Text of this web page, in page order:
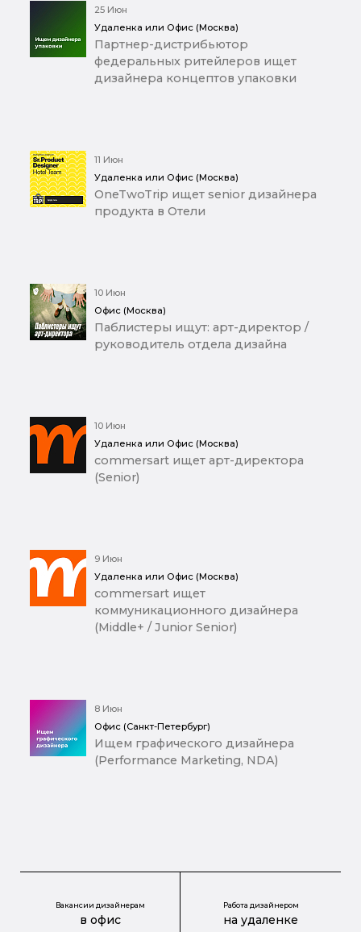
25 Июн
Удаленка или Офис (Москва)
Партнер-дистрибьютор
федеральных ритейлеров ищет
дизайнера концептов упаковки
11 Июн
Удаленка или Офис (Москва)
OneTwoTrip ищет senior дизайнера
продукта в Отели
10 Июн
Офис (Москва)
Паблистеры ищут: арт-директор /
руководитель отдела дизайна
10 Июн
Удаленка или Офис (Москва)
commersart ищет арт-директора
(Senior)
9 Июн
Удаленка или Офис (Москва)
commersart ищет
коммуникационного дизайнера
(Middle+ / Junior Senior)
8 Июн
Офис (Санкт-Петербург)
Ищем графического дизайнера
(Performance Marketing, NDA)
Вакансии дизайнерам
в офис
Работа дизайнером
на удаленке